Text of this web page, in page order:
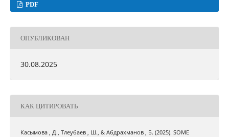
PDF
ОПУБЛИКОВАН
30.08.2025
КАК ЦИТИРОВАТЬ
Касымова , Д., Тлеубаев , Ш., & Абдрахманов , Б. (2025). SOME